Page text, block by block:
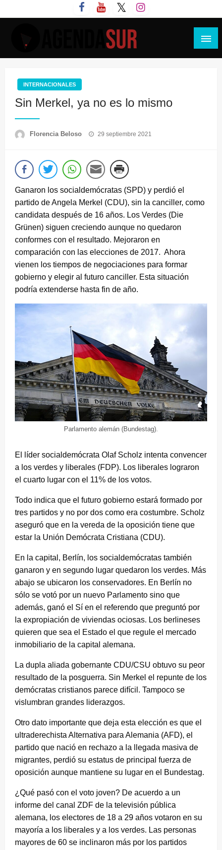
al
INTERNACIONALES
Sin Merkel, ya no es lo mismo
Florencia Beloso
Publicado
29 septiembre 2021
Ganaron los socialdemócratas (SPD) y perdió el
partido de Angela Merkel (CDU), sin la canciller, como
candidata después de 16 años. Los Verdes (Die
Grünen) siguen creciendo aunque no quedaron
conformes con el resultado. Mejoraron en
comparación con las elecciones de 2017. Ahora
vienen los tiempos de negociaciones para formar
gobierno y elegir al futuro canciller. Esta situación
podría extenderse hasta fin de año.
Parlamento alemán (Bundestag).
El líder socialdemócrata Olaf Scholz intenta convencer
a los verdes y liberales (FDP). Los liberales lograron
el cuarto lugar con el 11% de los votos.
Todo indica que el futuro gobierno estará formado por
tres partidos y no por dos como era costumbre. Scholz
aseguró que en la vereda de la oposición tiene que
estar la Unión Demócrata Cristiana (CDU).
En la capital, Berlín, los socialdemócratas también
ganaron y en segundo lugar quedaron los verdes. Más
abajo se ubicaron los conservadores. En Berlín no
sólo se votó por un nuevo Parlamento sino que
además, ganó el Sí en el referendo que preguntó por
la expropiación de viviendas ociosas. Los berlineses
quieren que sea el Estado el que regule el mercado
inmobiliario de la capital alemana.
La dupla aliada gobernante CDU/CSU obtuvo su peor
resultado de la posguerra. Sin Merkel el repunte de los
demócratas cristianos parece difícil. Tampoco se
vislumbran grandes liderazgos.
Otro dato importante que deja esta elección es que el
ultraderechista Alternativa para Alemania (AFD), el
partido que nació en rechazo a la llegada masiva de
migrantes, perdió su estatus de principal fuerza de
oposición aunque mantiene su lugar en el Bundestag.
¿Qué pasó con el voto joven? De acuerdo a un
informe del canal ZDF de la televisión pública
alemana, los electores de 18 a 29 años votaron en su
mayoría a los liberales y a los verdes. Las personas
mayores de 60 se inclinaron más por los partidos